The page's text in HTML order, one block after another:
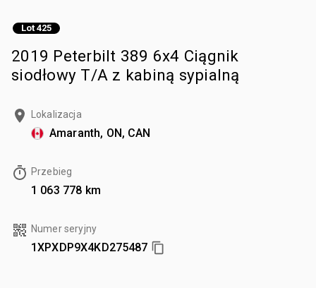
Lot 425
2019 Peterbilt 389 6x4 Ciągnik
siodłowy T/A z kabiną sypialną
Lokalizacja
Amaranth, ON, CAN
Przebieg
1 063 778 km
Numer seryjny
1XPXDP9X4KD275487